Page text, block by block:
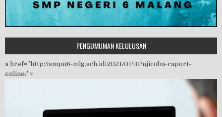
PENGUMUMAN KELULUSAN
a href=”http://smpn6-mlg.sch.id/2021/01/31/ujicoba-raport-
online/”>